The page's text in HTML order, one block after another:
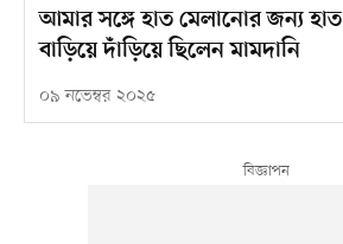
আমার সঙ্গে হাত মেলানোর জন্য হাত
বাড়িয়ে দাঁড়িয়ে ছিলেন মামদানি
০৯ নভেম্বর ২০২৫